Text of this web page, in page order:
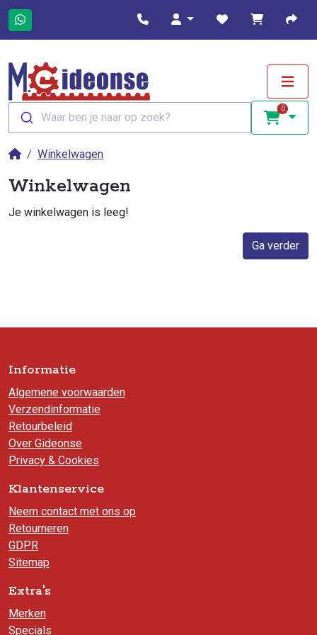
Waar ben je naar op zoek?
0
Winkelwagen
Winkelwagen
Je winkelwagen is leeg!
Ga verder
Informatie
Algemene voorwaarden
Verzendinformatie
Retourbeleid
Over Gideonse
Privacy & Cookies
Klantenservice
Neem contact met ons op
Retourneren
GDPR
Sitemap
Extra's
Merken
Specials